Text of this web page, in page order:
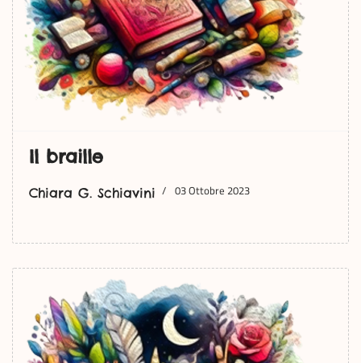
Il braille
Chiara G. Schiavini 03 Ottobre 2023